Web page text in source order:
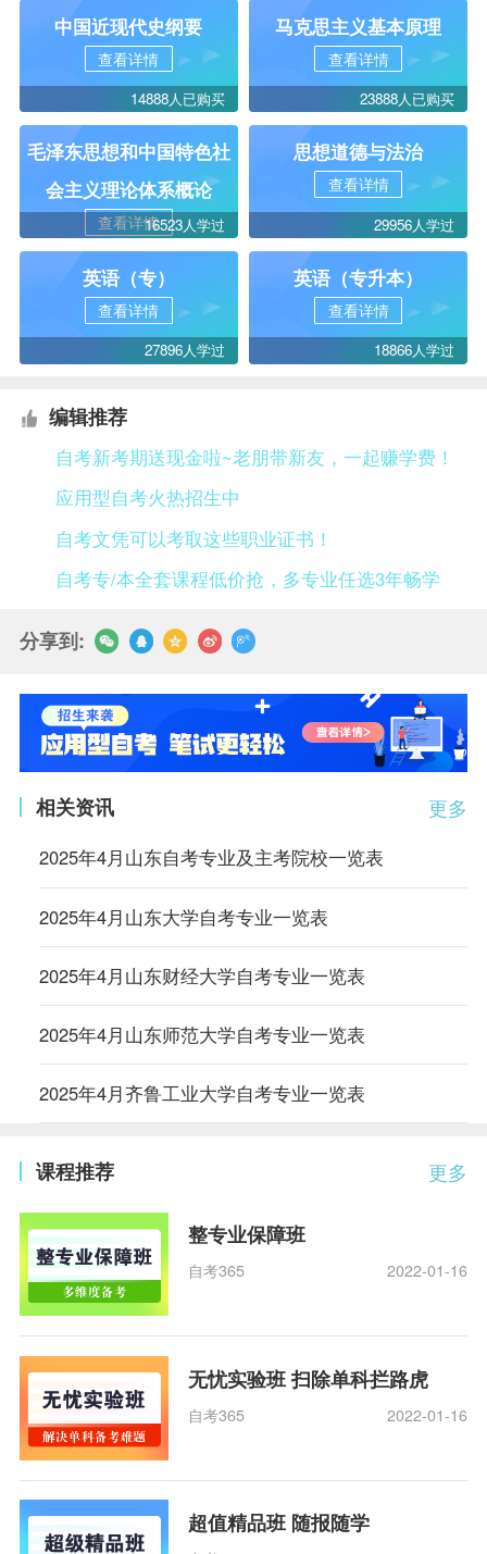
中国近现代史纲要
查看详情
14888人已购买
马克思主义基本原理
查看详情
23888人已购买
毛泽东思想和中国特色社
会主义理论体系概论
查看详情16523人学过
思想道德与法治
查看详情
29956人学过
英语（专）
查看详情
27896人学过
英语（专升本）
查看详情
18866人学过
编辑推荐
自考新考期送现金啦~老朋带新友，一起赚学费！
应用型自考火热招生中
自考文凭可以考取这些职业证书！
自考专/本全套课程低价抢，多专业任选3年畅学
分享到:
更多
相关资讯
2025年4月山东自考专业及主考院校一览表
2025年4月山东大学自考专业一览表
2025年4月山东财经大学自考专业一览表
2025年4月山东师范大学自考专业一览表
2025年4月齐鲁工业大学自考专业一览表
更多
课程推荐
整专业保障班
自考365 2022-01-16
无忧实验班 扫除单科拦路虎
自考365 2022-01-16
超值精品班 随报随学